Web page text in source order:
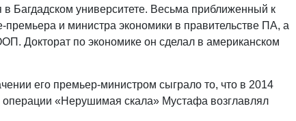
в Багдадском университете. Весьма приближенный к
и министра экономики в правительстве ПА, а
Докторат по экономике он сделал в американском
его премьер-министром сыграло то, что в 2014
операции «Нерушимая скала» Мустафа возглавлял